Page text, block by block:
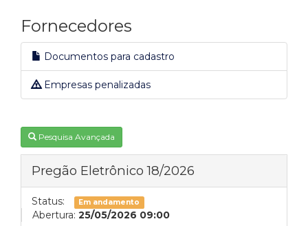
Fornecedores
Documentos para cadastro
Empresas penalizadas
Pesquisa Avançada
Pregão Eletrônico 18/2026
Status: Em andamento
Abertura: 25/05/2026 09:00